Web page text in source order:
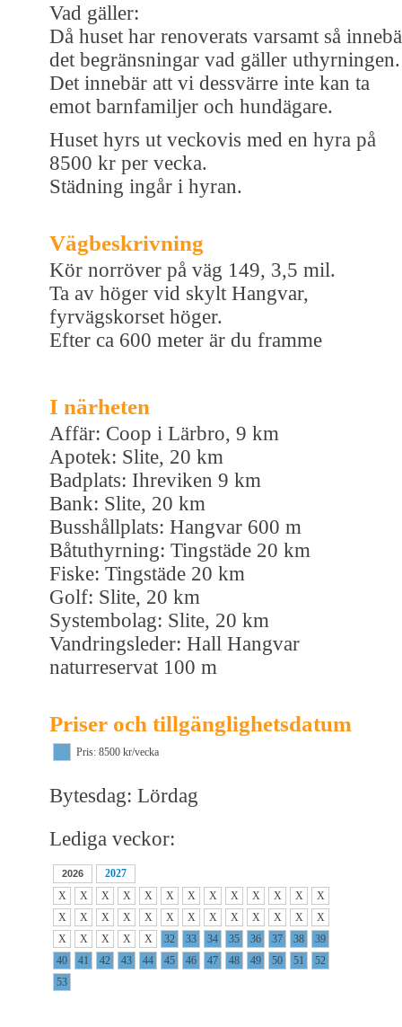
Vad gäller:
Då huset har renoverats varsamt så
det begränsningar vad gäller uthyrningen.
Det innebär att vi dessvärre inte kan ta
emot barnfamiljer och hundägare.
Huset hyrs ut veckovis med en hyra på
8500 kr per vecka.
Städning ingår i hyran.
Vägbeskrivning
Kör norröver på väg 149, 3,5 mil.
Ta av höger vid skylt Hangvar,
fyrvägskorset höger.
Efter ca 600 meter är du framme
I närheten
Affär: Coop i Lärbro, 9 km
Apotek: Slite, 20 km
Badplats: Ihreviken 9 km
Bank: Slite, 20 km
Busshållplats: Hangvar 600 m
Båtuthyrning: Tingstäde 20 km
Fiske: Tingstäde 20 km
Golf: Slite, 20 km
Systembolag: Slite, 20 km
Vandringsleder: Hall Hangvar
naturreservat 100 m
Priser och tillgänglighetsdatum
Pris: 8500 kr/vecka
Bytesdag: Lördag
Lediga veckor:
2026
2027
X
X X X X X X X X X X X
X
X
X X X X X X X X X X X
X
X
X X X X 32 33 34 35 36 37 38
39
40
41 42 43 44 45 46 47 48 49 50 51
52
53